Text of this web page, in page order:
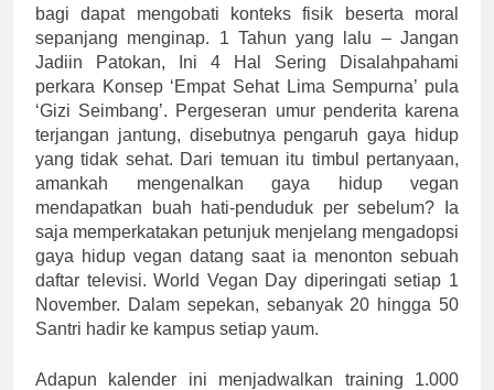
bagi dapat mengobati konteks fisik beserta moral
sepanjang menginap. 1 Tahun yang lalu – Jangan
Jadiin Patokan, Ini 4 Hal Sering Disalahpahami
perkara Konsep ‘Empat Sehat Lima Sempurna’ pula
‘Gizi Seimbang’. Pergeseran umur penderita karena
terjangan jantung, disebutnya pengaruh gaya hidup
yang tidak sehat. Dari temuan itu timbul pertanyaan,
amankah mengenalkan gaya hidup vegan
mendapatkan buah hati-penduduk per sebelum? Ia
saja memperkatakan petunjuk menjelang mengadopsi
gaya hidup vegan datang saat ia menonton sebuah
daftar televisi. World Vegan Day diperingati setiap 1
November. Dalam sepekan, sebanyak 20 hingga 50
Santri hadir ke kampus setiap yaum.
Adapun kalender ini menjadwalkan training 1.000